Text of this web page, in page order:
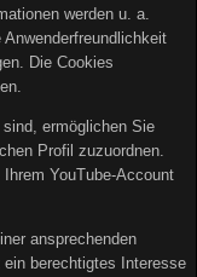
werden u. a.
Die Cookies
ermöglichen Sie
Profil zuzuordnen.
YouTube-Account
ansprechenden
berechtigtes Interesse